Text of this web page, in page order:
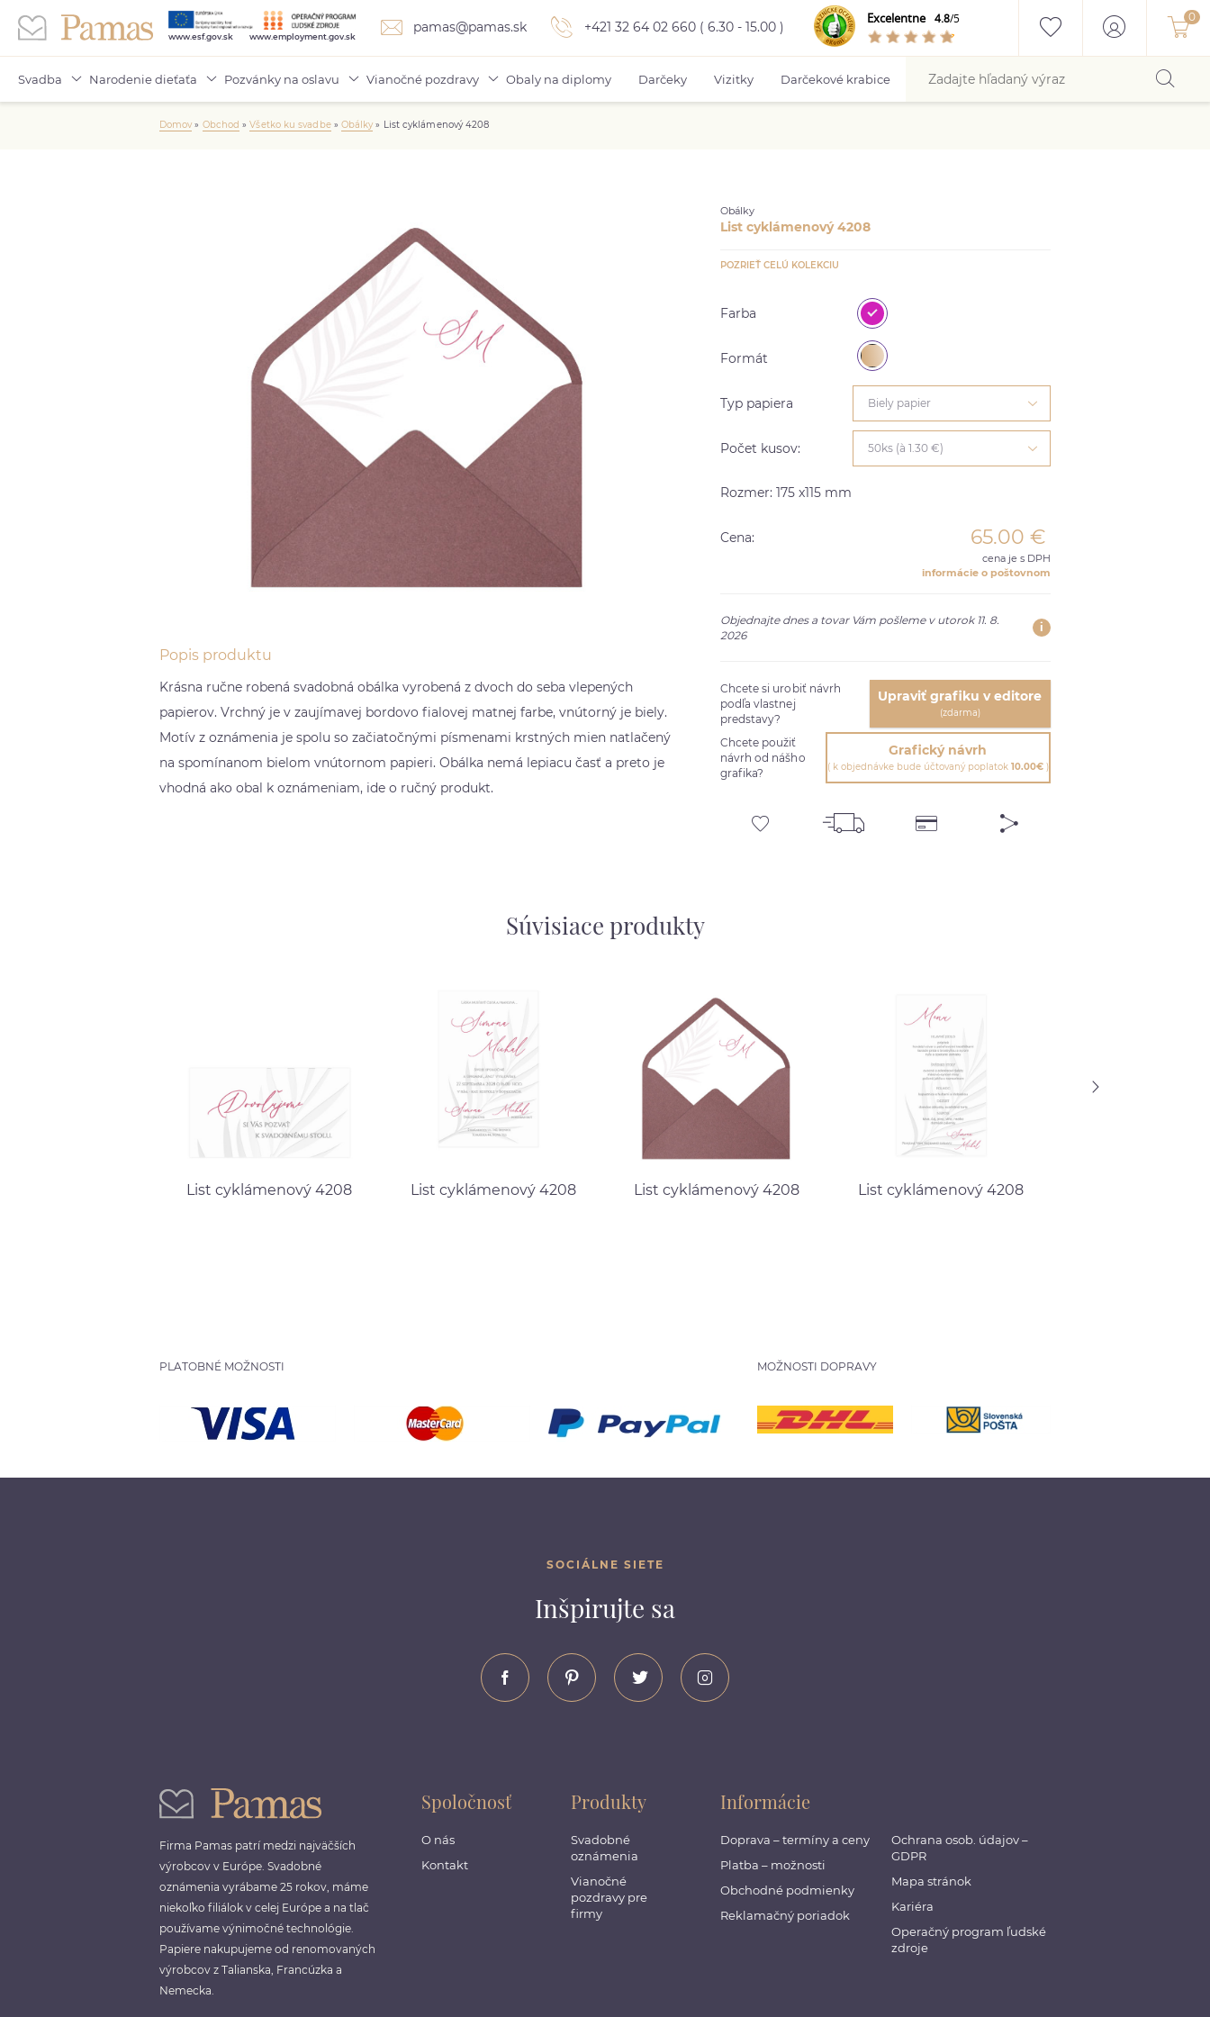
www.esf.gov.sk www.employment.gov.sk
pamas@pamas.sk +421 32 64 02 660 ( 6.30 - 15.00 )
Excelentne 4.8/5
Svadba Narodenie dieťaťa Pozvánky na oslavu Vianočné pozdravy Obaly na diplomy Darčeky Vizitky Darčekové krabice
Domov» Obchod »Všetko ku svadbe» Obálky » List cyklámenový 4208
Popis produktu
Krásna ručne robená svadobná obálka vyrobená z dvoch do seba vlepených
papierov. Vrchný je v zaujímavej bordovo fialovej matnej farbe, vnútorný je biely.
Motív z oznámenia je spolu so začiatočnými písmenami krstných mien natlačený
na spomínanom bielom vnútornom papieri. Obálka nemá lepiacu časť a preto je
vhodná ako obal k oznámeniam, ide o ručný produkt.
Obálky
List cyklámenový 4208
POZRIEŤ CELÚ KOLEKCIU
Farba
Formát
Typ papiera Biely papier
Počet kusov: 50ks (à 1.30 €)
Rozmer: 175 x115 mm
Cena: 65.00 €
cena je s DPH
informácie o poštovnom
Objednajte dnes a tovar Vám pošleme v utorok 11. 8.
2026
i
Chcete si urobiť návrh
podľa vlastnej
predstavy?
Upraviť grafiku v editore
(zdarma)
Chcete použiť
návrh od nášho
grafika?
Grafický návrh
( k objednávke bude účtovaný poplatok 10.00€ )
Súvisiace produkty
List cyklámenový 4208 List cyklámenový 4208 List cyklámenový 4208 List cyklámenový 4208
PLATOBNÉ MOŽNOSTI MOŽNOSTI DOPRAVY
SOCIÁLNE SIETE
Inšpirujte sa
Firma Pamas patrí medzi najväčších
výrobcov v Európe. Svadobné
oznámenia vyrábame 25 rokov, máme
niekoľko filiálok v celej Európe a na tlač
používame výnimočné technológie.
Papiere nakupujeme od renomovaných
výrobcov z Talianska, Francúzka a
Nemecka.
Spoločnosť
O nás
Kontakt
Produkty
Svadobné
oznámenia
Vianočné
pozdravy pre
firmy
Informácie
Doprava – termíny a ceny
Platba – možnosti
Obchodné podmienky
Reklamačný poriadok
Ochrana osob. údajov –
GDPR
Mapa stránok
Kariéra
Operačný program ľudské
zdroje